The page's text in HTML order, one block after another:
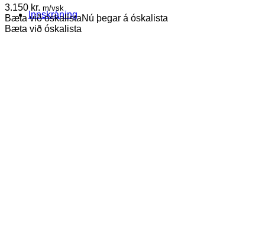
Innskráning
3.150 kr. m/vsk
Bæta við óskalistaNú þegar á óskalista
Bæta við óskalista